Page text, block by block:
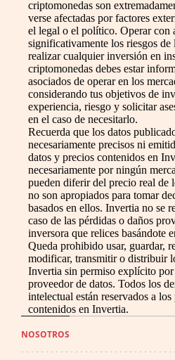
criptomonedas son
verse afectadas por factores
el legal o el político. Operar con
significativamente los riesgos
realizar cualquier inversión en
criptomonedas debes estar
asociados de operar en los
considerando tus objetivos de
experiencia, riesgo y solicitar
en el caso de necesitarlo.
Recuerda que los datos
necesariamente precisos ni
datos y precios contenidos en
necesariamente por ningún
pueden diferir del precio real de
no son apropiados para tomar
basados en ellos. Invertia no se
caso de las pérdidas o daños
inversora que relices basándote
Queda prohibido usar, guardar,
modificar, transmitir o distribuir
Invertia sin permiso explícito
proveedor de datos. Todos los
intelectual están reservados a
contenidos en Invertia.
NOSOTROS